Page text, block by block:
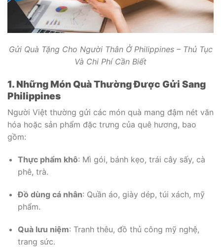
Gửi Quà Tặng Cho Người Thân Ở Philippines – Thủ Tục
Và Chi Phí Cần Biết
1. Những Món Quà Thường Được Gửi Sang
Philippines
Người Việt thường gửi các món quà mang đậm nét văn
hóa hoặc sản phẩm đặc trưng của quê hương, bao
gồm:
Thực phẩm khô: Mì gói, bánh kẹo, trái cây sấy, cà
phê, trà.
Đồ dùng cá nhân: Quần áo, giày dép, túi xách, mỹ
phẩm.
Quà lưu niệm: Tranh thêu, đồ thủ công mỹ nghệ,
trang sức.